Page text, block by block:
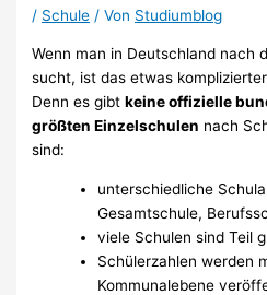
/ Schule / Von Studiumblog
Wenn man in Deutschland nach
sucht, ist das etwas
Denn es gibtkeine offizielle
größten Einzelschulen nach
sind:
unterschiedliche
Gesamtschule,
viele Schulen sind Teil
Schülerzahlen werden
Kommunalebene